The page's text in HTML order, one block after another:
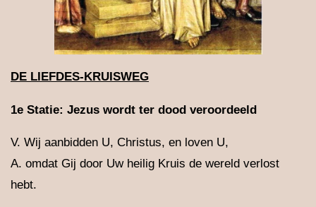
DE LIEFDES-KRUISWEG
1e Statie: Jezus wordt ter dood veroordeeld
V. Wij aanbidden U, Christus, en loven U,
A. omdat Gij door Uw heilig Kruis de wereld verlost
hebt.